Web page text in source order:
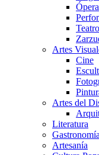
Ópera
Teatro
Artes
Cine
Artes del
Literatura
Gastronomía
Artesanía